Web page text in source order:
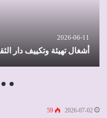
2026-06-11
أشغال تهيئة وتكييف دار
2026-07-02
59